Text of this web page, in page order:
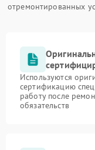
отремонтированных
Используются
сертификацию
работу после
обязательств